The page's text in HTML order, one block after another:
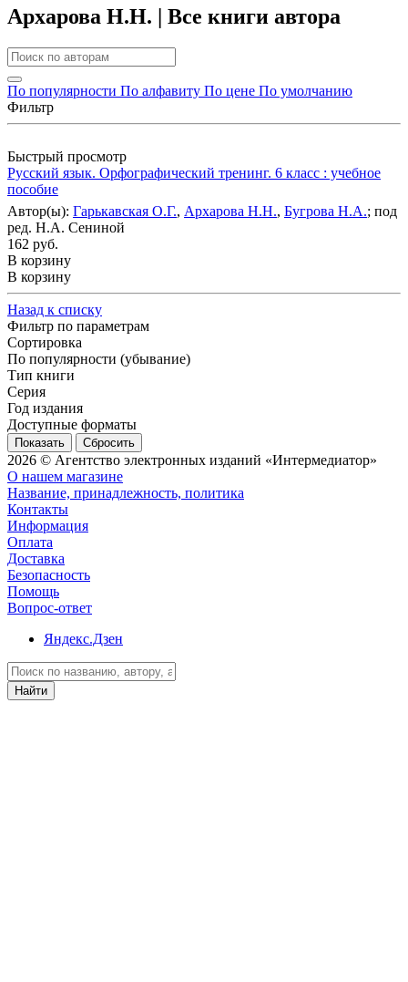
Архарова Н.Н. | Все книги автора
По популярности По алфавиту По цене По умолчанию
Фильтр
Быстрый просмотр
Русский язык. Орфографический тренинг. 6 класс : учебное
пособие
Автор(ы): Гарькавская О.Г., Архарова Н.Н., Бугрова Н.А.; под
ред. Н.А. Сениной
162 руб.
В корзину
В корзину
Назад к списку
Фильтр по параметрам
Сортировка
По популярности (убывание)
Тип книги
Серия
Год издания
Доступные форматы
Сбросить
2026 © Агентство электронных изданий «Интермедиатор»
О нашем магазине
Название, принадлежность, политика
Контакты
Информация
Оплата
Доставка
Безопасность
Помощь
Вопрос-ответ
Яндекс.Дзен
Найти